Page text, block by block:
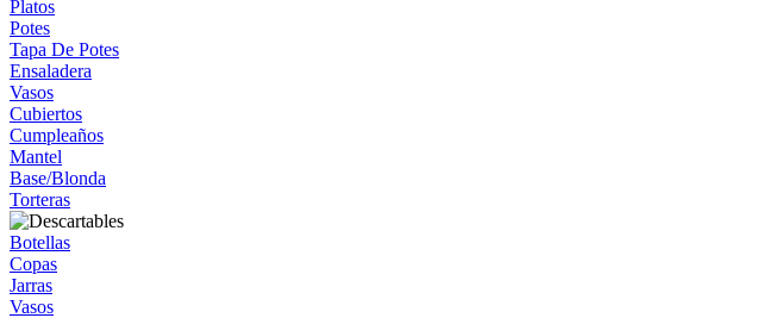
Platos
Potes
Tapa De Potes
Ensaladera
Vasos
Cubiertos
Cumpleaños
Mantel
Base/Blonda
Torteras
Botellas
Copas
Jarras
Vasos